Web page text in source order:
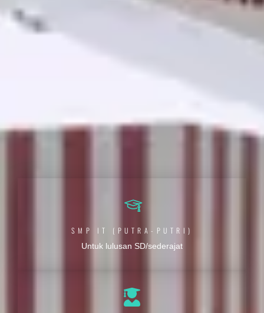
SMP IT (PUTRA-PUTRI)
Untuk lulusan SD/sederajat